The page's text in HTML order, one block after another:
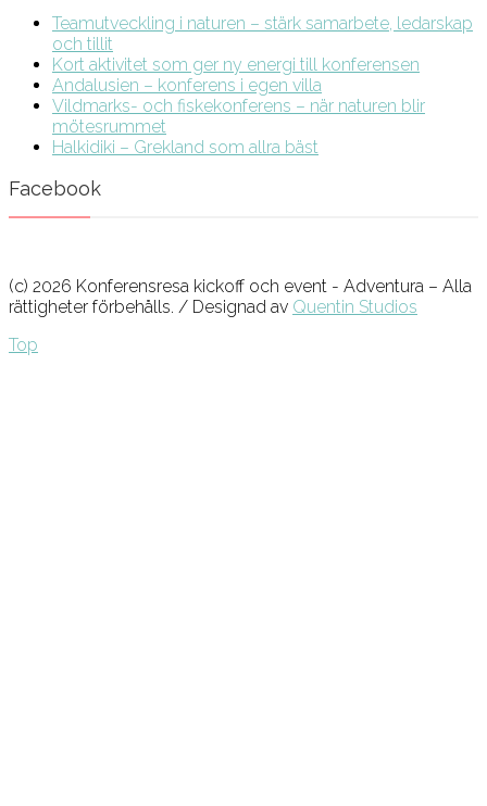
Teamutveckling i naturen – stärk samarbete, ledarskap
och tillit
Kort aktivitet som ger ny energi till konferensen
Andalusien – konferens i egen villa
Vildmarks- och fiskekonferens – när naturen blir
mötesrummet
Halkidiki – Grekland som allra bäst
Facebook
(c) 2026 Konferensresa kickoff och event - Adventura – Alla
rättigheter förbehålls. / Designad av Quentin Studios
Top